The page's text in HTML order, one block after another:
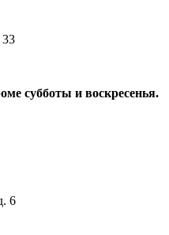
33
субботы и воскресенья.
6